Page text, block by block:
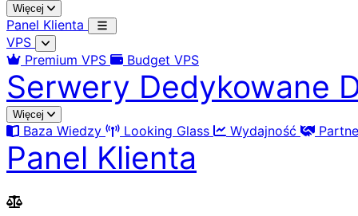
Więcej
Panel Klienta
VPS
Premium VPS
Budget VPS
Serwery Dedykowane
Więcej
Baza Wiedzy Looking Glass Wydajność
Panel Klienta